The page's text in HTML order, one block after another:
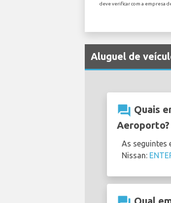
deve verificar com a empresa
Aluguel de
question_answer Quais
Aeroporto?
As seguintes
Nissan: